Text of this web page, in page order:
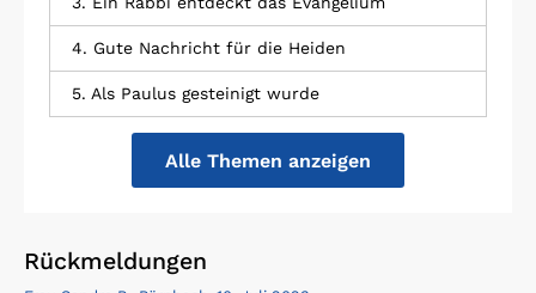
4. Gute Nachricht für die Heiden
5. Als Paulus gesteinigt wurde
Alle Themen anzeigen
Rückmeldungen